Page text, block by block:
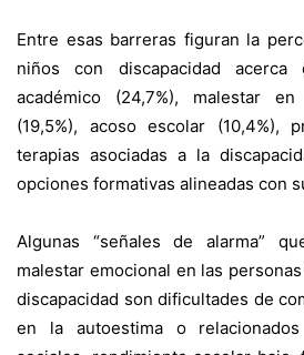
Entre esas barreras figuran la
niños con discapacidad acerca
académico (24,7%), malestar
(19,5%), acoso escolar (10,4%),
terapias asociadas a la
opciones formativas alineadas con
Algunas “señales de alarma”
malestar emocional en las
discapacidad son dificultades de
en la autoestima o